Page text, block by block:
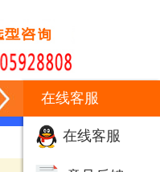
在线客服
在线客服